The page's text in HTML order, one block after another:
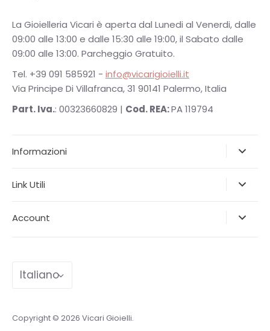
La Gioielleria Vicari è aperta dal Lunedi al Venerdi, dalle
09:00 alle 13:00 e dalle 15:30 alle 19:00, il Sabato dalle
09:00 alle 13:00. Parcheggio Gratuito.
Tel. +39 091 585921 - info@vicarigioielli.it
Via Principe Di Villafranca, 31 90141 Palermo, Italia
Part. Iva.: 00323660829 | Cod. REA:PA 119794
Informazioni
Link Utili
Account
Lingua
Italiano
Copyright © 2026 Vicari Gioielli.